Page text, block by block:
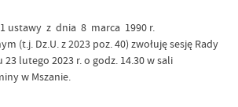
ustawy z dnia 8 marca 1990 r.
(t.j. Dz.U. z 2023 poz. 40) zwołuję sesję Rady
lutego 2023 r. o godz. 14.30 w sali
w Mszanie.